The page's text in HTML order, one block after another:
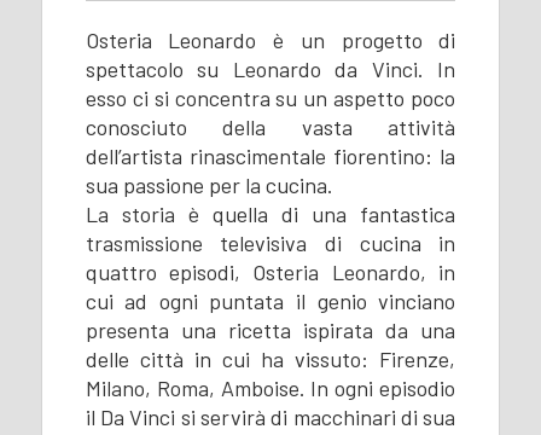
Osteria Leonardo è un progetto di
spettacolo su Leonardo da Vinci. In
esso ci si concentra su un aspetto poco
conosciuto della vasta attività
dell’artista rinascimentale fiorentino: la
sua passione per la cucina.
La storia è quella di una fantastica
trasmissione televisiva di cucina in
quattro episodi, Osteria Leonardo, in
cui ad ogni puntata il genio vinciano
presenta una ricetta ispirata da una
delle città in cui ha vissuto: Firenze,
Milano, Roma, Amboise. In ogni episodio
il Da Vinci si servirà di macchinari di sua